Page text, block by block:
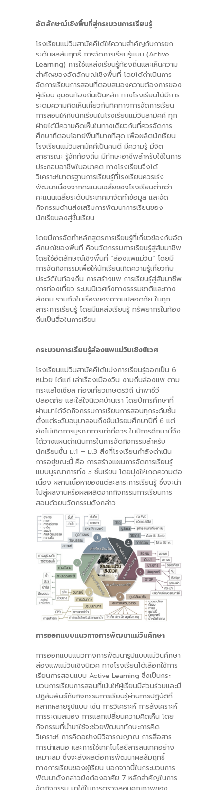
อัตลักษณ์เชิงพื้นที่สู่กระบวนการเรียนรู้
โรงเรียนแม่วินสามัคคีได้ให้ความสำคัญกับการยก
ระดับผลสัมฤทธิ์ การจัดการเรียนรู้แบบ (Active
Learning) การใช้แหล่งเรียนรู้ท้องถิ่นและเห็นความ
สำคัญของอัตลักษณ์เชิงพื้นที่ โดยได้ดำเนินการ
จัดการเรียนการสอนที่ตอบสนองความต้องการของ
ผู้เรียน ชุมชนท้องถิ่นเป็นหลัก ทางโรงเรียนได้มีการ
ระดมความคิดเห็นเกี่ยวกับทิศทางการจัดการเรียน
การสอนให้กับนักเรียนในโรงเรียนแม่วินสามัคคี ทุก
ฝ่ายได้มีความคิดเห็นในทางเดียวกันที่ควรจัดการ
ศึกษาที่ตอบโจทย์พื้นที่มากที่สุด เพื่อผลิตนักเรียน
โรงเรียนแม่วินสามัคคีเป็นคนดี มีความรู้ มีจิต
สาธารณะ รู้จักท้องถิ่น มีทักษะอาชีพสำหรับใช้ในการ
ประกอบอาชีพในอนาคต ทางโรงเรียนจึงได้
วิเคราะห์มาตรฐานการเรียนรู้ที่โรงเรียนควรเร่ง
พัฒนาเนื่องจากคะแนนเฉลี่ยของโรงเรียนต่ำกว่า
คะแนนเฉลี่ยระดับประเทศมาจัดทำข้อมูล และจัด
กิจกรรมด้านส่งเสริมการพัฒนาการเรียนของ
นักเรียนลงสู่ชั้นเรียน
โดยมีการจัดทำหลักสูตรการเรียนรู้ที่เกี่ยวข้องกับอัต
ลักษณ์ของพื้นที่ คือนวัตกรรมการเรียนรู้สู่สัมมาชีพ
โดยใช้อัตลักษณ์เชิงพื้นที่ “ล่องแพแม่วิน” โดยมี
การจัดกิจกรรมเพื่อให้นักเรียนเกิดความรู้เกี่ยวกับ
ประวัติในท้องถิ่น การสร้างแพ การเรียนรู้สู่สัมมาชีพ
การท่องเที่ยว ระบบนิเวศทั้งทางธรรมชาติและทาง
สังคม รวมถึงในเรื่องของความปลอดภัย ในทุก
สาระการเรียนรู้ โดยมีแหล่งเรียนรู้ ทรัพยากรในท้อง
ถิ่นเป็นสื่อในการเรียน
กระบวนการเรียนรู้ล่องแพแม่วินเชิงนิเวศ
โรงเรียนแม่วินสามัคคีได้แบ่งการเรียนรู้ออกเป็น 6
หน่วย ได้แก่ เล่าเรื่องเมืองวิน งามถิ่นล่องแพ ตาม
กระแสโซเซียล ท่องเที่ยวเกษตรวิถี นำพาชีวี
ปลอดภัย และใส่ใจนิเวศบ้านเรา โดยปีการศึกษาที่
ผ่านมาได้จัดกิจกรรมการเรียนการสอนทุกระดับชั้น
ตั้งแต่ระดับอนุบาลจนถึงชั้นมัธยมศึกษาปีที่ 6 แต่
ยังไม่เกิดการบูรณาการเท่าที่ควร ในปีการศึกษานี้จึง
ได้วางแผนดำเนินการในการจัดกิจกรรมสำหรับ
นักเรียนชั้น ม.1 – ม.3 สิ่งที่โรงเรียนกำลังดำเนิน
การอยู่ขณะนี้ คือ การสร้างแผนการจัดการเรียนรู้
แบบบูรณาการทั้ง 3 ชั้นเรียน โดยมุ่งให้เกิดความต่อ
เนื่อง ผสานเนื้อหาของแต่ละสาระการเรียนรู้ ซึ่งจะนำ
ไปสู่ผลงานหรือผลผลิตจากกิจกรรมการเรียนการ
สอนด้วยนวัตกรรมดังกล่าว
การออกแบบแนวทางการพัฒนาแม่วินศึกษา
การออกแบบแนวทางการพัฒนารูปแบบแม่วินศึกษา
ล่องแพแม่วินเชิงนิเวศ ทางโรงเรียนได้เลือกใช้การ
เรียนการสอนแบบ Active Learning ซึ่งเป็นกระ
บวนการเรียนการสอนที่เน้นให้ผู้เรียนมีส่วนร่วมและมี
ปฏิสัมพันธ์กับกิจกรรมการเรียนรู้ผ่านการปฏิบัติที่
หลากหลายรูปแบบ เช่น การวิเคราะห์ การสังเคราะห์
การระดมสมอง การแลกเปลี่ยนความคิดเห็น โดย
กิจกรรมที่นำมาใช้จะช่วยพัฒนาทักษะการคิด
วิเคราะห์ การคิดอย่างมีวิจารณญาณ การสื่อสาร
การนำเสนอ และการใช้เทคโนโลยีสารสนเทศอย่าง
เหมาะสม ซึ่งจะส่งผลต่อการพัฒนาผลสัมฤทธิ์
ทางการเรียนของผู้เรียน นอกจากนี้ในกระบวนการ
พัฒนาดังกล่าวยังต้องอาศัย 7 หลักสำคัญในการ